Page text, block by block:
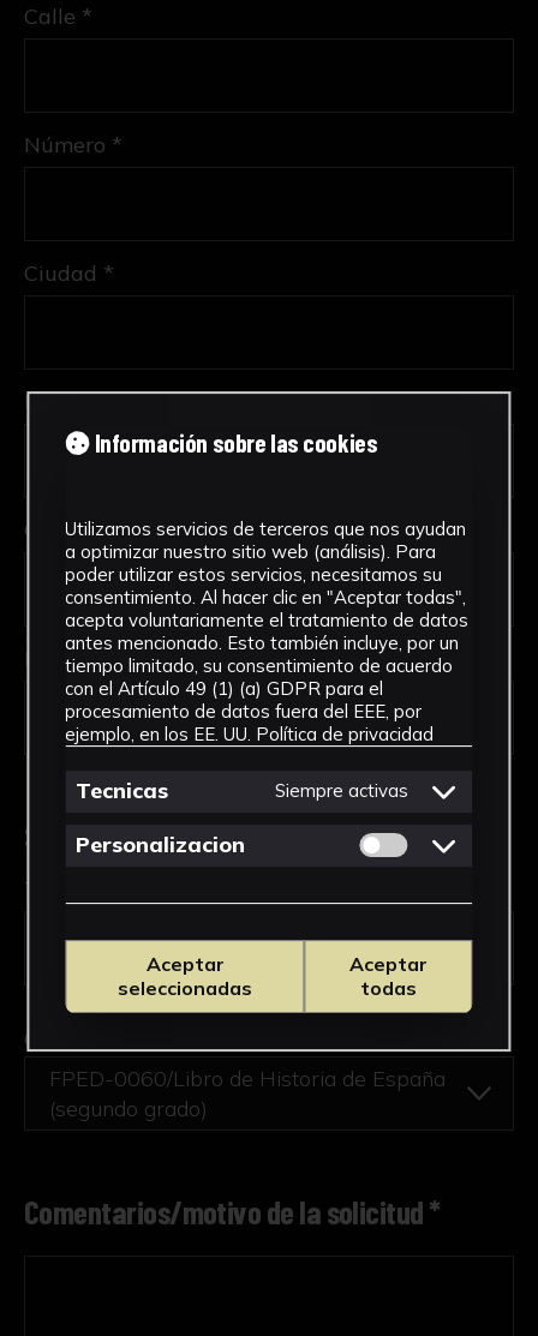
Calle *
Número *
Ciudad *
Provincia *
Código Postal *
País *
Solicitud de Servicio
Tipo de solicitud *
Obra en la que está interesado/a
FPED-0060/Libro de Historia de España
(segundo grado)
Comentarios/motivo de la solicitud *
Información sobre las cookies
Utilizamos servicios de terceros que nos ayudan
a optimizar nuestro sitio web (análisis). Para
poder utilizar estos servicios, necesitamos su
consentimiento. Al hacer clic en "Aceptar todas",
acepta voluntariamente el tratamiento de datos
antes mencionado. Esto también incluye, por un
tiempo limitado, su consentimiento de acuerdo
con el Artículo 49 (1) (a) GDPR para el
procesamiento de datos fuera del EEE, por
ejemplo, en los EE. UU. Política de privacidad
Tecnicas Siempre activas
Personalizacion Permitir cookies
Aceptar
seleccionadas
Aceptar
todas